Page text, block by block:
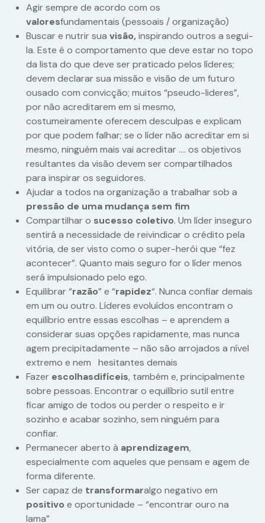
Agir sempre de acordo com os
valoresfundamentais (pessoais / organização)
Buscar e nutrir sua visão, inspirando outros a segui-
la. Este é o comportamento que deve estar no topo
da lista do que deve ser praticado pelos líderes;
devem declarar sua missão e visão de um futuro
ousado com convicção; muitos “pseudo-lideres”,
por não acreditarem em si mesmo,
costumeiramente oferecem desculpas e explicam
por que podem falhar; se o líder não acreditar em si
mesmo, ninguém mais vai acreditar …. os objetivos
resultantes da visão devem ser compartilhados
para inspirar os seguidores.
Ajudar a todos na organização a trabalhar sob a
pressão de uma mudança sem fim
Compartilhar o sucesso coletivo. Um líder inseguro
sentirá a necessidade de reivindicar o crédito pela
vitória, de ser visto como o super-herói que “fez
acontecer”. Quanto mais seguro for o líder menos
será impulsionado pelo ego.
Equilibrar “razão” e “rapidez“. Nunca confiar demais
em um ou outro. Líderes evoluídos encontram o
equilíbrio entre essas escolhas – e aprendem a
considerar suas opções rapidamente, mas nunca
agem precipitadamente – não são arrojados a nível
extremo e nem hesitantes demais
Fazer escolhasdifíceis, também e, principalmente
sobre pessoas. Encontrar o equilíbrio sutil entre
ficar amigo de todos ou perder o respeito e ir
sozinho e acabar sozinho, sem ninguém para
confiar.
Permanecer aberto à aprendizagem,
especialmente com aqueles que pensam e agem de
forma diferente.
Ser capaz de transformaralgo negativo em
positivo e oportunidade – “encontrar ouro na
lama”